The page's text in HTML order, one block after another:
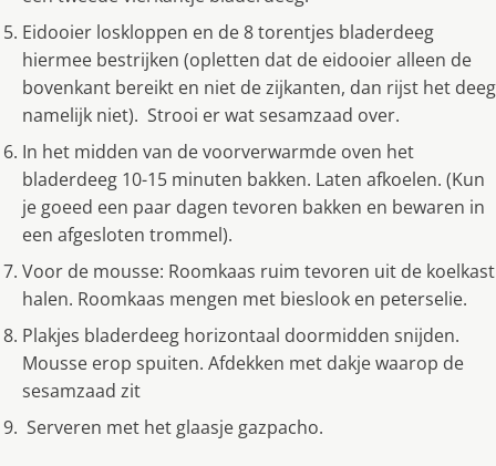
Eidooier loskloppen en de 8 torentjes bladerdeeg
hiermee bestrijken (opletten dat de eidooier alleen de
bovenkant bereikt en niet de zijkanten, dan rijst het deeg
namelijk niet). Strooi er wat sesamzaad over.
In het midden van de voorverwarmde oven het
bladerdeeg 10-15 minuten bakken. Laten afkoelen. (Kun
je goeed een paar dagen tevoren bakken en bewaren in
een afgesloten trommel).
Voor de mousse: Roomkaas ruim tevoren uit de koelkast
halen. Roomkaas mengen met bieslook en peterselie.
Plakjes bladerdeeg horizontaal doormidden snijden.
Mousse erop spuiten. Afdekken met dakje waarop de
sesamzaad zit
Serveren met het glaasje gazpacho.